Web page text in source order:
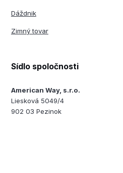
Dáždnik
Zimný tovar
Sídlo spoločnosti
American Way, s.r.o.
Liesková 5049/4
902 03 Pezinok